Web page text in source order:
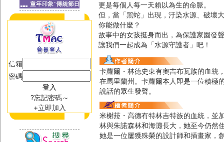
信箱
密碼
?忘記密碼～
+立即加入
更是每個人每一天賴以為生的命脈。
但，當「黑蛇」出現，汙染水源、破壞
你能做什麼？
故事中的女孩挺身而出，為保護家園發
讓我們一起成為「水源守護者」吧！
卡蘿爾・林德史東有奧吉布瓦族的血統
在馬里蘭州。卡蘿爾本人即是一位積極
說話的眾生發聲。
米榭菈・高德有特林吉特族的血統，並
林與朱諾森林和海灘長大，她至今仍然
她是一位屢獲殊榮的設計師和插畫家，